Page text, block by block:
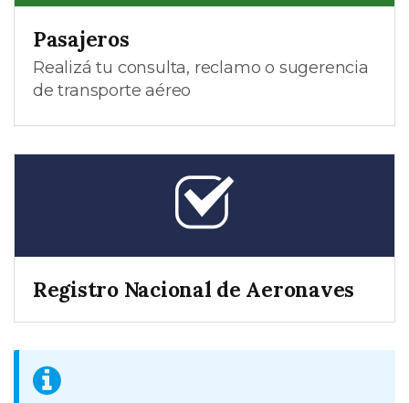
Pasajeros
Realizá tu consulta, reclamo o sugerencia
de transporte aéreo
Registro Nacional de Aeronaves